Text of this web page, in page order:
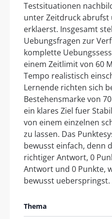
Testsituationen
unter Zeitdruck
erklaerst. Insgesamt
Uebungsfragen zur
komplette
einem Zeitlimit von 60
Tempo realistisch
Lernende richten sich
Bestehensmarke von
ein klares Ziel fuer
von einem einzelnen
zu lassen. Das
bewusst einfach, denn
richtiger Antwort, 0
Antwort und 0 Punkte,
bewusst ueberspringst.
Thema